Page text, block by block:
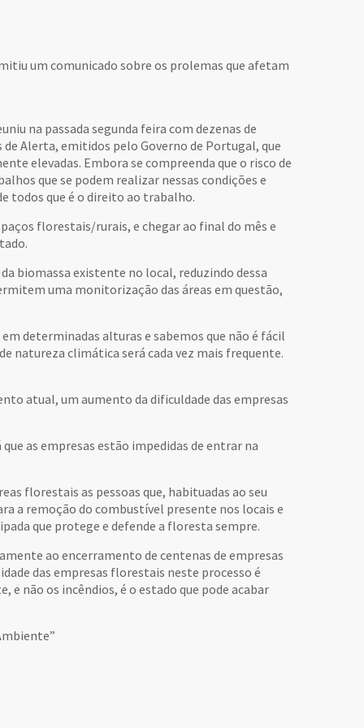
um comunicado sobre os prolemas que afetam
na passada segunda feira com dezenas de
de Alerta, emitidos pelo Governo de Portugal, que
elevadas. Embora se compreenda que o risco de
que se podem realizar nessas condições e
todos que é o direito ao trabalho.
florestais/rurais, e chegar ao final do mês e
biomassa existente no local, reduzindo dessa
uma monitorização das áreas em questão,
determinadas alturas e sabemos que não é fácil
natureza climática será cada vez mais frequente.
atual, um aumento da dificuldade das empresas
as empresas estão impedidas de entrar na
florestais as pessoas que, habituadas ao seu
a remoção do combustível presente nos locais e
que protege e defende a floresta sempre.
ao encerramento de centenas de empresas
das empresas florestais neste processo é
e não os incêndios, é o estado que pode acabar